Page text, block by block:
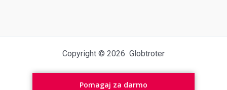
Copyright © 2026 Globtroter
Pomagaj za darmo